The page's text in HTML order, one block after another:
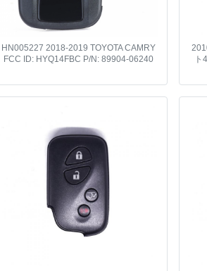
HN005227 2018-2019 TOYOTA CAMRY
FCC ID: HYQ14FBC P/N: 89904-06240
ト